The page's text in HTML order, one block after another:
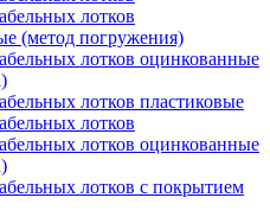
лотков
(метод погружения)
лотков оцинкованные
лотков пластиковые
лотков
лотков оцинкованные
лотков с покрытием